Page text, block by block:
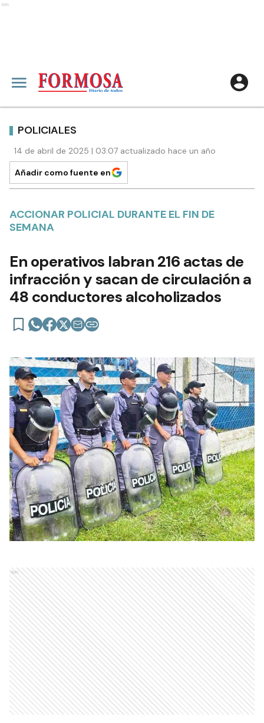
Ads
POLICIALES
14 de abril de 2025 | 03:07 actualizado hace un año
Añadir como fuente en
ACCIONAR POLICIAL DURANTE EL FIN DE
SEMANA
En operativos labran 216 actas de
infracción y sacan de circulación a
48 conductores alcoholizados
Ads